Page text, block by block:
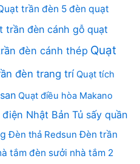
trần đèn 5 đèn quạt
trần đèn cánh gỗ quạt
đèn cánh thép Quạt
đèn trang trí Quạt tích
Quạt điều hòa Makano
điện Nhật Bản Tủ sấy quần
Đèn thả Redsun Đèn trần
tắm đèn sưởi nhà tắm 2